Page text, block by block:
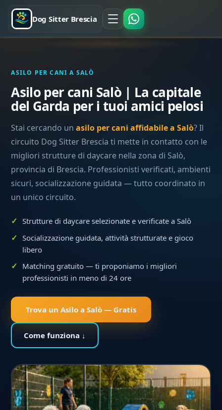
Dog Sitter Brescia
ASILO PER CANI A SALÒ
Asilo per cani Salò | La capitale
del Garda per i tuoi amici pelosi
Stai cercando unasilo per cani affidabile a Salò? Il
circuito Dog Sitter Brescia ti mette in contatto con le
migliori strutture di daycare nella zona di Salò,
provincia di Brescia. Professionisti verificati, ambienti
sicuri, socializzazione guidata — tutto coordinato in
un unico circuito.
Strutture di daycare selezionate e verificate a Salò
Socializzazione guidata, attività strutturate e gioco
libero
Matching gratuito — ti proponiamo i migliori
professionisti in meno di 24 ore
Trova un Asilo a Salò — Gratis
Come funziona ↓